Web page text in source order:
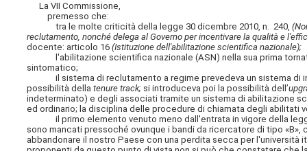
La VII Commissione,
premesso che:
tra le molte criticità della legge 30 dicembre 2010, n. 240,
reclutamento, nonché delega al Governo per incentivare la qualità e
docente: articolo 16(Istituzione dell'abilitazione scientifica nazionale);
l'abilitazione scientifica nazionale (ASN) nella sua prima
sintomatico;
il sistema di reclutamento a regime prevedeva un sistema di
possibilità dellatenure track; si introduceva poi la possibilità dell’
indeterminato) e degli associati tramite un sistema di abilitazione
ed ordinario; la disciplina delle procedure di chiamata degli abilitati
il primo elemento venuto meno dall'entrata in vigore della
sono mancati pressoché ovunque i bandi da ricercatore di tipo
abbandonare il nostro Paese con una perdita secca per